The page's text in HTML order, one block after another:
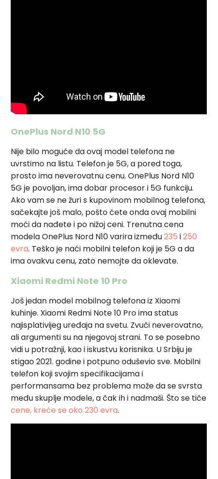
OnePlus Nord N10 5G
Nije bilo moguće da ovaj model telefona ne
uvrstimo na listu. Telefon je 5G, a pored toga,
prosto ima neverovatnu cenu. OnePlus Nord N10
5G je povoljan, ima dobar procesor i 5G funkciju.
Ako vam se ne žuri s kupovinom mobilnog telefona,
sačekajte još malo, pošto ćete onda ovaj mobilni
moći da nađete i po nižoj ceni. Trenutna cena
modela OnePlus Nord N10varira između235 i250
evra. Teško je naći mobilni telefon koji je 5G a da
ima ovakvu cenu, zato nemojte da oklevate.
Xiaomi Redmi Note 10 Pro
Još jedan model mobilnog telefona iz Xiaomi
kuhinje. Xiaomi Redmi Note 10 Pro ima status
najisplativijeg uređaja na svetu. Zvuči neverovatno,
ali argumenti su na njegovoj strani. To se posebno
vidi u potražnji, kao i iskustvu korisnika. U Srbiju je
stigao 2021. godine i potpuno oduševio sve. Mobilni
telefon koji svojim specifikacijama i
performansama bez problema može da se svrsta
među skuplje modele, a čak ih i nadmaši. Što se tiče
cene, kreće se oko 230 evra.